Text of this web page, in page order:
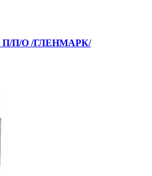
П/П/О /ГЛЕНМАРК/